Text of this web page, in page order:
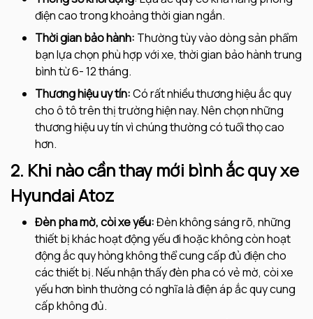
điện cao trong khoảng thời gian ngắn.
Thời gian bảo hành: Thường tùy vào dòng sản phẩm
bạn lựa chọn phù hợp với xe, thời gian bảo hành trung
bình từ 6- 12 tháng.
Thương hiệu uy tín:Có rất nhiều thương hiệu ắc quy
cho ô tô trên thị trường hiện nay. Nên chọn những
thương hiệu uy tín vì chúng thường có tuổi thọ cao
hơn.
2. Khi nào cần thay mới bình ắc quy xe
Hyundai Atoz
Đèn pha mờ, còi xe yếu:Đèn không sáng rõ, những
thiết bị khác hoạt động yếu đi hoặc không còn hoạt
động ắc quy hỏng không thể cung cấp đủ điện cho
các thiết bị. Nếu nhận thấy đèn pha có vẻ mờ, còi xe
yếu hơn bình thường có nghĩa là điện áp ắc quy cung
cấp không đủ.